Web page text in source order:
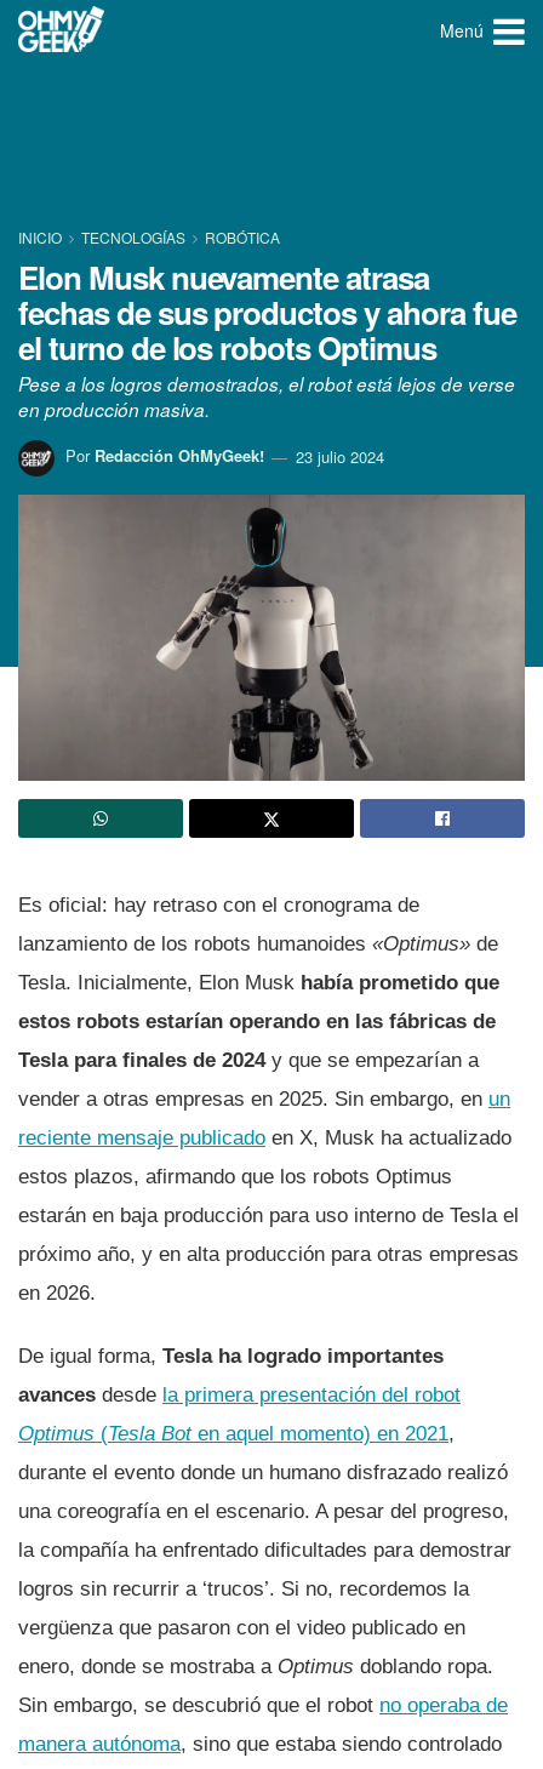
Menú
INICIO TECNOLOGÍ­AS ROBÓTICA
Elon Musk nuevamente atrasa
fechas de sus productos y ahora fue
el turno de los robots Optimus
Pese a los logros demostrados, el robot está lejos de verse
en producción masiva.
Por Redacción OhMyGeek! 23 julio 2024
Es oficial: hay retraso con el cronograma de
lanzamiento de los robots humanoides «Optimus» de
Tesla. Inicialmente, Elon Musk había prometido que
estos robots estarían operando en las fábricas de
Tesla para finales de 2024y que se empezarían a
vender a otras empresas en 2025. Sin embargo, en un
reciente mensaje publicado en X, Musk ha actualizado
estos plazos, afirmando que los robots Optimus
estarán en baja producción para uso interno de Tesla el
próximo año, y en alta producción para otras empresas
en 2026.
De igual forma, Tesla ha logrado importantes
avances desde la primera presentación del robot
Optimus (Tesla Boten aquel momento) en 2021,
durante el evento donde un humano disfrazado realizó
una coreografía en el escenario. A pesar del progreso,
la compañía ha enfrentado dificultades para demostrar
logros sin recurrir a ‘trucos’. Si no, recordemos la
vergüenza que pasaron con el video publicado en
enero, donde se mostraba a Optimus doblando ropa.
Sin embargo, se descubrió que el robot no operaba de
manera autónoma, sino que estaba siendo controlado